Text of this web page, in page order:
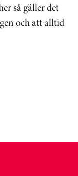
så gäller det
och att alltid